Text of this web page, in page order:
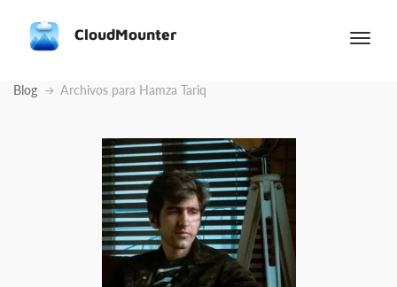
CloudMounter
Blog Archivos para Hamza Tariq